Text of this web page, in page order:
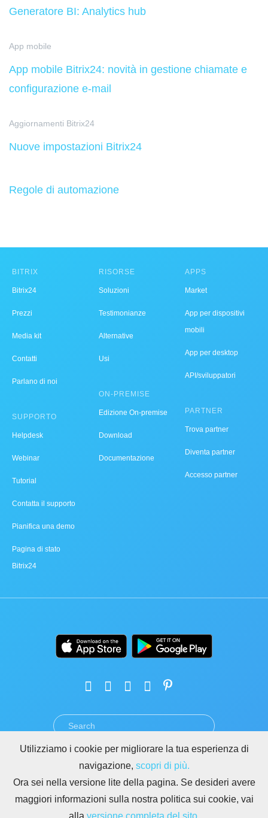
Generatore BI: Analytics hub
App mobile
App mobile Bitrix24: novità in gestione chiamate e
configurazione e-mail
Aggiornamenti Bitrix24
Nuove impostazioni Bitrix24
Regole di automazione
BITRIX
Bitrix24
Prezzi
Media kit
Contatti
Parlano di noi
SUPPORTO
Helpdesk
Webinar
Tutorial
Contatta il supporto
Pianifica una demo
Pagina di stato
Bitrix24
RISORSE
Soluzioni
Testimonianze
Alternative
Usi
ON-PREMISE
Edizione On-premise
Download
Documentazione
APPS
Market
App per dispositivi
mobili
App per desktop
API/sviluppatori
PARTNER
Trova partner
Diventa partner
Accesso partner
PRIVACY GDPR
ABUSO
REGOLE PER I SITI DI BITRIX24
Copyright © 2026 Bitrix24
Utilizziamo i cookie per migliorare la tua esperienza di
navigazione, scopri di più.
Ora sei nella versione lite della pagina. Se desideri avere
maggiori informazioni sulla nostra politica sui cookie, vai
alla versione completa del sito.